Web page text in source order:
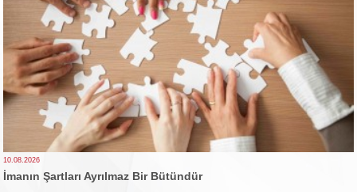
10.08.2026
İmanın Şartları Ayrılmaz Bir Bütündür